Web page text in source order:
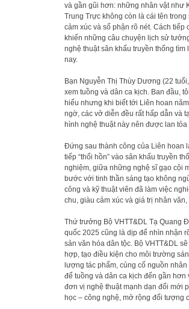
và gần gũi hơn: những nhân vật như
Trung Trực không còn là cái tên
cảm xúc và số phận rõ nét. Cách
khiến những câu chuyện lịch sử
nghệ thuật sân khấu truyền thống
nay.
Bạn Nguyễn Thị Thùy Dương (22
xem tuồng và dân ca kịch. Ban đầu,
hiểu nhưng khi biết tới Liên hoan
ngờ, các vở diễn đều rất hấp dẫn và
hình nghệ thuật này nên được lan
Đứng sau thành công của Liên hoan
tiếp “thổi hồn” vào sân khấu truyền
nghiệm, giữa những nghệ sĩ gạo cội
bước với tinh thần sáng tạo không
công và kỹ thuật viên đã làm việc
chu, giàu cảm xúc và giá trị nhân
Thứ trưởng Bộ VHTT&DL Tạ Quang
quốc 2025 cũng là dịp để nhìn nhận
sản văn hóa dân tộc. Bộ VHTT&DL
hợp, tạo điều kiện cho môi trường
lượng tác phẩm, củng cố nguồn
để tuồng và dân ca kịch đến gần
đơn vị nghệ thuật mạnh dạn đổi mới
học – công nghệ, mở rộng đối tượng